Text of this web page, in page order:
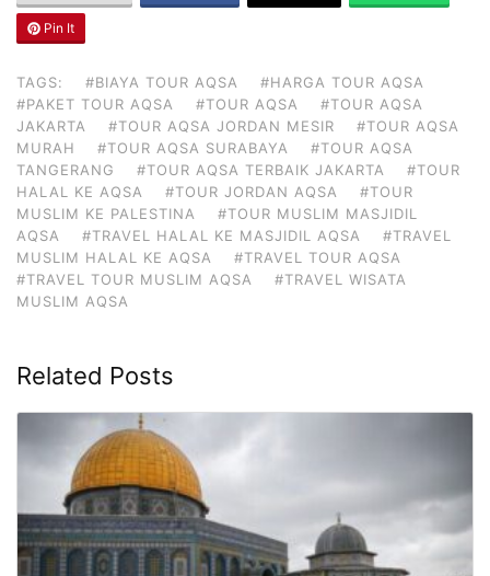
Pin It
TAGS: #BIAYA TOUR AQSA
#HARGA TOUR AQSA
#PAKET TOUR AQSA
#TOUR AQSA
#TOUR AQSA
JAKARTA
#TOUR AQSA JORDAN MESIR
#TOUR AQSA
MURAH
#TOUR AQSA SURABAYA
#TOUR AQSA
TANGERANG
#TOUR AQSA TERBAIK JAKARTA
#TOUR
HALAL KE AQSA
#TOUR JORDAN AQSA
#TOUR
MUSLIM KE PALESTINA
#TOUR MUSLIM MASJIDIL
AQSA
#TRAVEL HALAL KE MASJIDIL AQSA
#TRAVEL
MUSLIM HALAL KE AQSA
#TRAVEL TOUR AQSA
#TRAVEL TOUR MUSLIM AQSA
#TRAVEL WISATA
MUSLIM AQSA
Related Posts